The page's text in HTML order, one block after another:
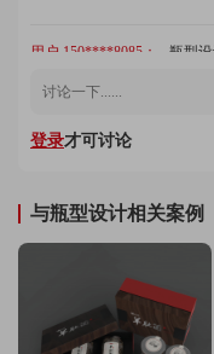
用户 150****8085：
瓶型
用户 158****6226：
设计
瓶型
到的
登录才可讨论
与瓶型设计相关案例